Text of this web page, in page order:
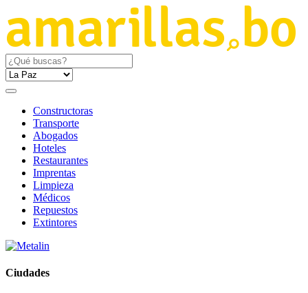
Constructoras
Transporte
Abogados
Hoteles
Restaurantes
Imprentas
Limpieza
Médicos
Repuestos
Extintores
Ciudades